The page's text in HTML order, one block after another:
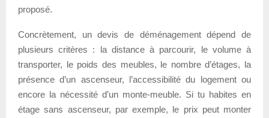
proposé.
Concrètement, un devis de déménagement dépend de
plusieurs critères : la distance à parcourir, le volume à
transporter, le poids des meubles, le nombre d’étages, la
présence d’un ascenseur, l’accessibilité du logement ou
encore la nécessité d’un monte-meuble. Si tu habites en
étage sans ascenseur, par exemple, le prix peut monter